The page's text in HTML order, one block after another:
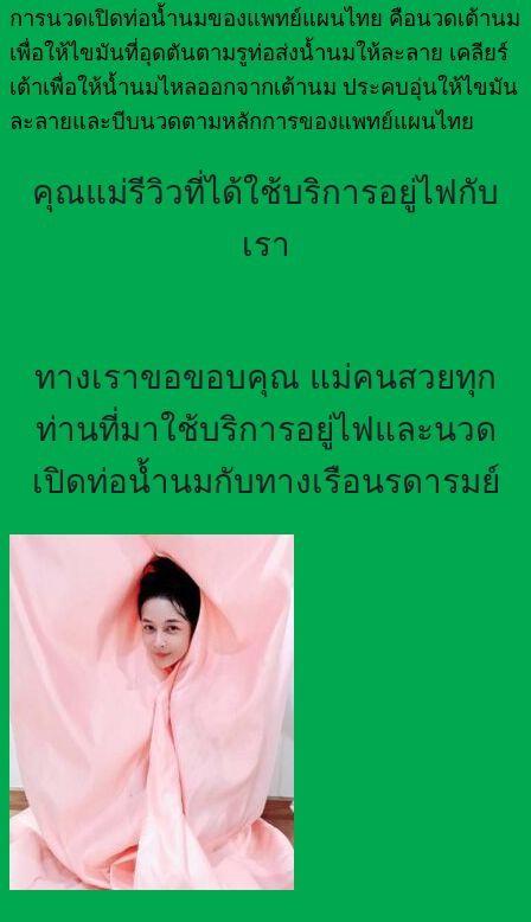
การนวดเปิดท่อน้ำนมของแพทย์แผนไทย คือนวดเต้านม
เพื่อให้ไขมันที่อุดตันตามรูท่อส่งน้ำนมให้ละลาย เคลียร์
เต้าเพื่อให้น้ำนมไหลออกจากเต้านม ประคบอุ่นให้ไขมัน
ละลายและบีบนวดตามหลักการของแพทย์แผนไทย
คุณแม่รีวิวที่ได้ใช้บริการอยู่ไฟกับ
เรา
ทางเราขอขอบคุณ แม่คนสวยทุก
ท่านที่มาใช้บริการอยู่ไฟและนวด
เปิดท่อน้ำนมกับทางเรือนรดารมย์